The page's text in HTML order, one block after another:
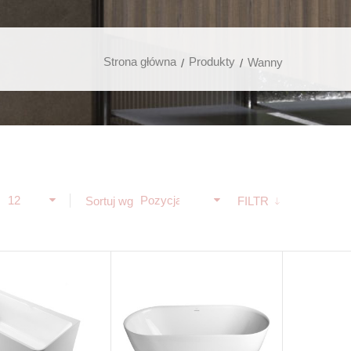
Strona główna Produkty Wanny
Sortuj wg Pozycja FILTR
12